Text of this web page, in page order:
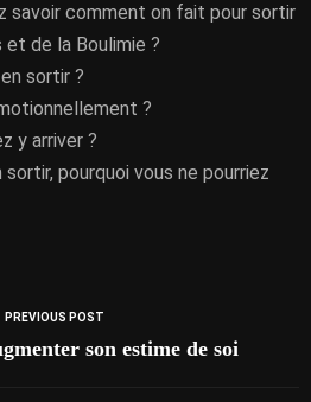
savoir comment on fait pour sortir
de la Boulimie ?
sortir ?
?
y arriver ?
sortir, pourquoi vous ne pourriez
PREVIOUS POST
son estime de soi